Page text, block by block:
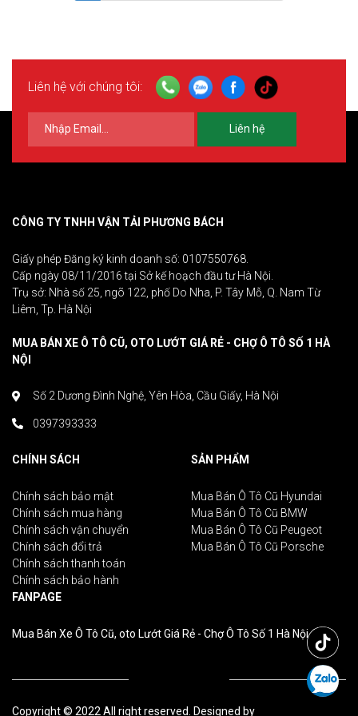
Liên hệ với chúng tôi:
Liên hệ
CÔNG TY TNHH VẬN TẢI PHƯƠNG BÁCH
Giấy phép Đăng ký kinh doanh số: 0107550768.
Cấp ngày 08/11/2016 tại Sở kế hoạch đầu tư Hà Nội.
Trụ sở: Nhà số 25, ngõ 122, phố Do Nha, P. Tây Mỗ, Q. Nam Từ
Liêm, Tp. Hà Nội
MUA BÁN XE Ô TÔ CŨ, OTO LƯỚT GIÁ RẺ - CHỢ Ô TÔ SỐ 1 HÀ
NỘI
Số 2 Dương Đình Nghệ, Yên Hòa, Cầu Giấy, Hà Nội
0397393333
CHÍNH SÁCH
Chính sách bảo mật
Chính sách mua hàng
Chính sách vận chuyển
Chính sách đổi trả
Chính sách thanh toán
Chính sách bảo hành
SẢN PHẨM
Mua Bán Ô Tô Cũ Hyundai
Mua Bán Ô Tô Cũ BMW
Mua Bán Ô Tô Cũ Peugeot
Mua Bán Ô Tô Cũ Porsche
FANPAGE
Mua Bán Xe Ô Tô Cũ, oto Lướt Giá Rẻ - Chợ Ô Tô Số 1 Hà Nội
Copyright © 2022 All right reserved. Designed by